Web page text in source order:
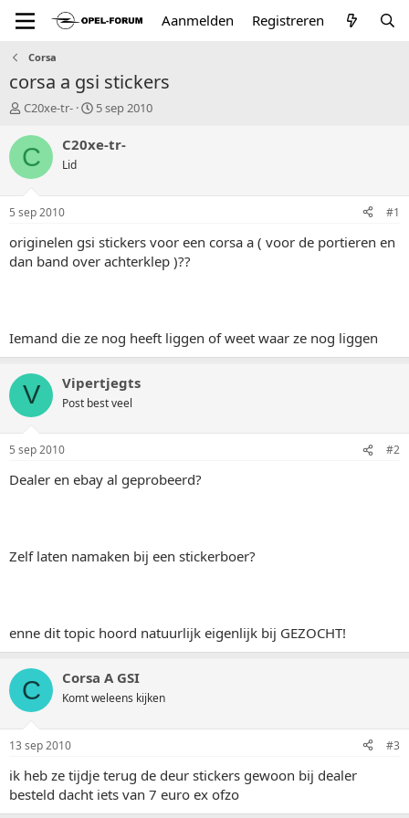
Aanmelden Registreren
Corsa
corsa a gsi stickers
T
p
i
a
r
e
C20xe-tr-
S
a
u
5 sep 2010
C C20xe-tr-
Lid
5 sep 2010 #1
originelen gsi stickers voor een corsa a ( voor de portieren en
dan band over achterklep )??
Iemand die ze nog heeft liggen of weet waar ze nog liggen
V Vipertjegts
Post best veel
5 sep 2010 #2
Dealer en ebay al geprobeerd?
Zelf laten namaken bij een stickerboer?
enne dit topic hoord natuurlijk eigenlijk bij GEZOCHT!
C Corsa A GSI
Komt weleens kijken
13 sep 2010 #3
ik heb ze tijdje terug de deur stickers gewoon bij dealer
besteld dacht iets van 7 euro ex ofzo